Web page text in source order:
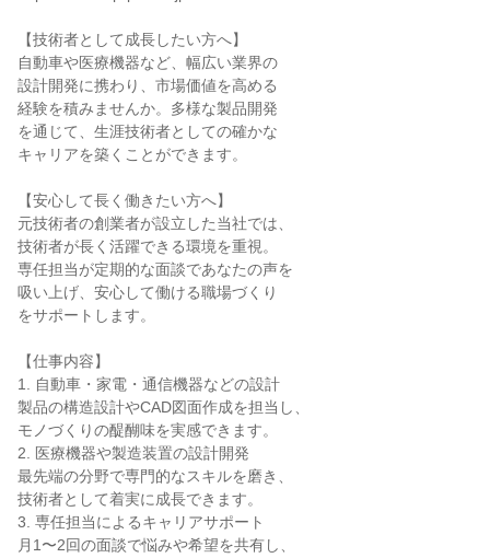
【技術者として成長したい方へ】
自動車や医療機器など、幅広い業界の
設計開発に携わり、市場価値を高める
経験を積みませんか。多様な製品開発
を通じて、生涯技術者としての確かな
キャリアを築くことができます。
【安心して長く働きたい方へ】
元技術者の創業者が設立した当社では、
技術者が長く活躍できる環境を重視。
専任担当が定期的な面談であなたの声を
吸い上げ、安心して働ける職場づくり
をサポートします。
【仕事内容】
1. 自動車・家電・通信機器などの設計
製品の構造設計やCAD図面作成を担当し、
モノづくりの醍醐味を実感できます。
2. 医療機器や製造装置の設計開発
最先端の分野で専門的なスキルを磨き、
技術者として着実に成長できます。
3. 専任担当によるキャリアサポート
月1〜2回の面談で悩みや希望を共有し、